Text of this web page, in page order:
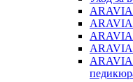
ARAVIA
ARAVIA
ARAVIA
ARAVIA
ARAVIA